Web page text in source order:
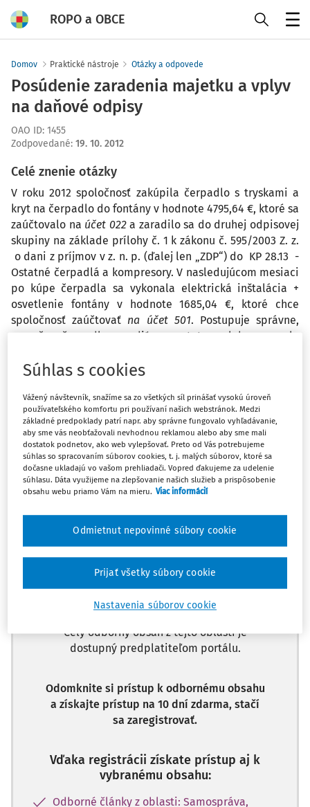
ROPO a OBCE
Domov Praktické nástroje Otázky a odpovede
Posúdenie zaradenia majetku a vplyv
na daňové odpisy
OAO ID: 1455
Zodpovedané: 19. 10. 2012
Celé znenie otázky
V roku 2012 spoločnosť zakúpila čerpadlo s tryskami a
kryt na čerpadlo do fontány v hodnote 4795,64 €, ktoré sa
zaúčtovalo na účet 022a zaradilo sa do druhej odpisovej
skupiny na základe prílohy č. 1 k zákonu č. 595/2003 Z. z.
o dani z príjmov v z. n. p. (ďalej len „ZDP“) do KP 28.13 -
Ostatné čerpadlá a kompresory. V nasledujúcom mesiaci
po kúpe čerpadla sa vykonala elektrická inštalácia +
osvetlenie fontány v hodnote 1685,04 €, ktoré chce
spoločnosť zaúčtovať na účet 501. Postupuje správne,
a možno čerpadlo zaradiť samostatne, alebo sa malo
fontána je stará a zaradená bola do majetku v roku 1982
V tomto prípade sa daňové odpisy rovnajú účtovným.
Odpoveď
Máte predplatné? Prihláste sa
Ups, zatiaľ ste si prečítali len
začiatok...
Celý odborný obsah z tejto oblasti je
dostupný predplatiteľom portálu.
Odomknite si prístup k odbornému obsahu
a získajte prístup na 10 dní zdarma, stačí
sa zaregistrovať.
Vďaka registrácii získate prístup aj k
vybranému obsahu:
Odborné články z oblasti: Samospráva,
Súhlas s cookies
Vážený návštevník, snažíme sa zo všetkých síl prinášať vysokú úroveň
používateľského komfortu pri používaní našich webstránok. Medzi
základné predpoklady patrí napr. aby správne fungovalo vyhľadávanie,
aby sme vás neobťažovali nevhodnou reklamou alebo aby sme mali
dostatok podnetov, ako web vylepšovať. Preto od Vás potrebujeme
súhlas so spracovaním súborov cookies, t. j. malých súborov, ktoré sa
dočasne ukladajú vo vašom prehliadači. Vopred ďakujeme za udelenie
súhlasu. Dáta využijeme na zlepšovanie našich služieb a prispôsobenie
obsahu webu priamo Vám na mieru. Viac informácií
Nastavenia súborov cookie
Odmietnut nepovinné súbory cookie
Prijať všetky súbory cookie